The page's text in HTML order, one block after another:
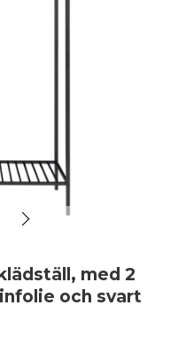
med 2
och svart